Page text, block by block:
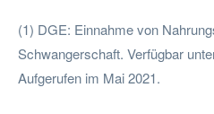
(1) DGE: Einnahme von
Schwangerschaft. Verfügbar
Aufgerufen im Mai 2021.